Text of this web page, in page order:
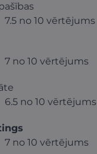
7.5 no 10 vērtējums
7 no 10 vērtējums
6.5 no 10 vērtējums
7 no 10 vērtējums